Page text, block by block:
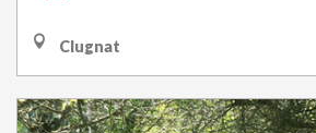
Clugnat